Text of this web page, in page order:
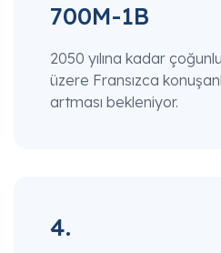
700M-1B
2050 yılına kadar
üzere Fransızca
artması bekleniyor.
4.